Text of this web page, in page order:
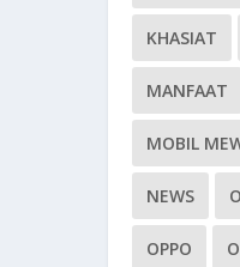
KHASIAT
MANFAAT
MOBIL
NEWS
OPPO